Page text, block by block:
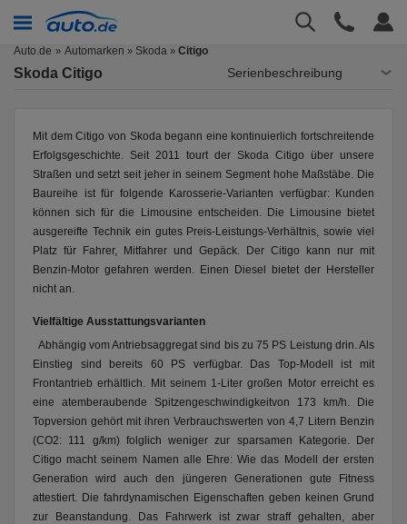
Auto.de Automarken » Skoda » Citigo
Skoda Citigo Serienbeschreibung
Mit dem Citigo von Skoda begann eine kontinuierlich fortschreitende
Erfolgsgeschichte. Seit 2011 tourt der Skoda Citigo über unsere
Straßen und setzt seit jeher in seinem Segment hohe Maßstäbe. Die
Baureihe ist für folgende Karosserie-Varianten verfügbar: Kunden
können sich für die Limousine entscheiden. Die Limousine bietet
ausgereifte Technik ein gutes Preis-Leistungs-Verhältnis, sowie viel
Platz für Fahrer, Mitfahrer und Gepäck. Der Citigo kann nur mit
Benzin-Motor gefahren werden. Einen Diesel bietet der Hersteller
nicht an.
Vielfältige Ausstattungsvarianten
Abhängig vom Antriebsaggregat sind bis zu 75 PS Leistung drin. Als
Einstieg sind bereits 60 PS verfügbar. Das Top-Modell ist mit
Frontantrieb erhältlich. Mit seinem 1-Liter großen Motor erreicht es
eine atemberaubende Spitzengeschwindigkeitvon 173 km/h. Die
Topversion gehört mit ihren Verbrauchswerten von 4,7 Litern Benzin
(CO2: 111 g/km) folglich weniger zur sparsamen Kategorie. Der
Citigo macht seinem Namen alle Ehre: Wie das Modell der ersten
Generation wird auch den jüngeren Generationen gute Fitness
attestiert. Die fahrdynamischen Eigenschaften geben keinen Grund
zur Beanstandung. Das Fahrwerk ist zwar straff gehalten, aber